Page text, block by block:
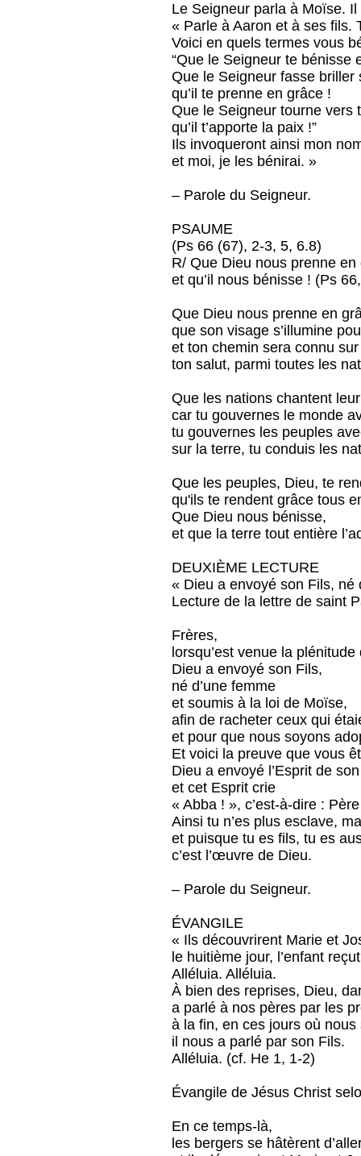
Le Seigneur parla à Moïse. Il
« Parle à Aaron et à ses fils.
Voici en quels termes vous
“Que le Seigneur te bénisse
Que le Seigneur fasse briller
qu’il te prenne en grâce !
Que le Seigneur tourne vers
qu’il t’apporte la paix !”
Ils invoqueront ainsi mon
et moi, je les bénirai. »
– Parole du Seigneur.
PSAUME
(Ps 66 (67), 2-3, 5, 6.8)
R/ Que Dieu nous prenne en
et qu’il nous bénisse ! (Ps
Que Dieu nous prenne en
que son visage s’illumine
et ton chemin sera connu
ton salut, parmi toutes les
Que les nations chantent
car tu gouvernes le monde
tu gouvernes les peuples
sur la terre, tu conduis les
Que les peuples, Dieu, te
qu'ils te rendent grâce tous
Que Dieu nous bénisse,
et que la terre tout entière
DEUXIÈME LECTURE
« Dieu a envoyé son Fils, né
Lecture de la lettre de saint
Frères,
lorsqu’est venue la
Dieu a envoyé son Fils,
né d’une femme
et soumis à la loi de Moïse,
afin de racheter ceux qui
et pour que nous soyons
Et voici la preuve que vous
Dieu a envoyé l’Esprit de
et cet Esprit crie
« Abba ! », c’est-à-dire :
Ainsi tu n’es plus esclave,
et puisque tu es fils, tu es
c’est l’œuvre de Dieu.
– Parole du Seigneur.
ÉVANGILE
« Ils découvrirent Marie et
le huitième jour, l’enfant
Alléluia. Alléluia.
À bien des reprises, Dieu,
a parlé à nos pères par les
à la fin, en ces jours où nous
il nous a parlé par son Fils.
Alléluia. (cf. He 1, 1-2)
Évangile de Jésus Christ
En ce temps-là,
les bergers se hâtèrent